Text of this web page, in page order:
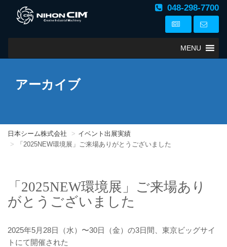
048-298-7700
MENU
アーカイブ
日本シーム株式会社
イベント出展実績
「2025NEW環境展」ご来場ありがとうございました
「2025NEW環境展」ご来場あり
がとうございました
2025年5月28日（水）〜30日（金）の3日間、東京ビッグサイ
トにて開催された